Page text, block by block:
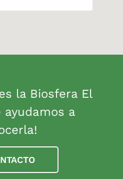
la Biosfera El
ayudamos a